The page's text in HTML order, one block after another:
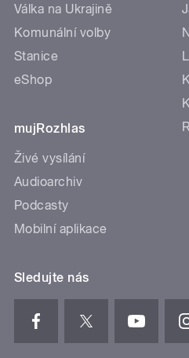
Válka na Ukrajině
Komunální volby
Stanice
eShop
mujRozhlas
Živé vysílání
Audioarchiv
Podcasty
Mobilní aplikace
Sledujte nás